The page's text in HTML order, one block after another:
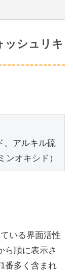
ッシュリキ
、アルキル硫
オキシド）
いる界面活性
ら順に表示さ
番多く含まれ